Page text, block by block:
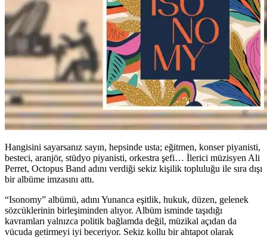
Hangisini sayarsanız sayın, hepsinde usta; eğitmen, konser piyanisti,
besteci, aranjör, stüdyo piyanisti, orkestra şefi… İlerici müzisyen Ali
Perret, Octopus Band adını verdiği sekiz kişilik topluluğu ile sıra dışı
bir albüme imzasını attı.
“Isonomy” albümü, adını Yunanca eşitlik, hukuk, düzen, gelenek
sözcüklerinin birleşiminden alıyor. Albüm isminde taşıdığı
kavramları yalnızca politik bağlamda değil, müzikal açıdan da
vücuda getirmeyi iyi beceriyor. Sekiz kollu bir ahtapot olarak